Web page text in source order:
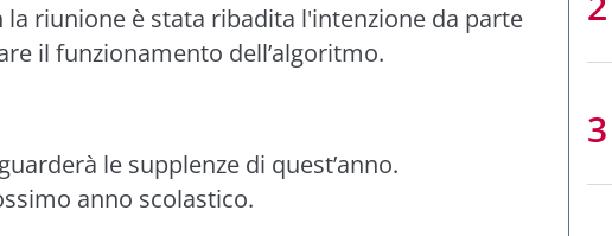
la riunione è stata ribadita l'intenzione da parte
il funzionamento dell’algoritmo.
le supplenze di quest’anno.
anno scolastico.